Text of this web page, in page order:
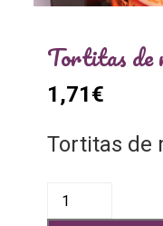
Tortitas de
1,71€
Tortitas de